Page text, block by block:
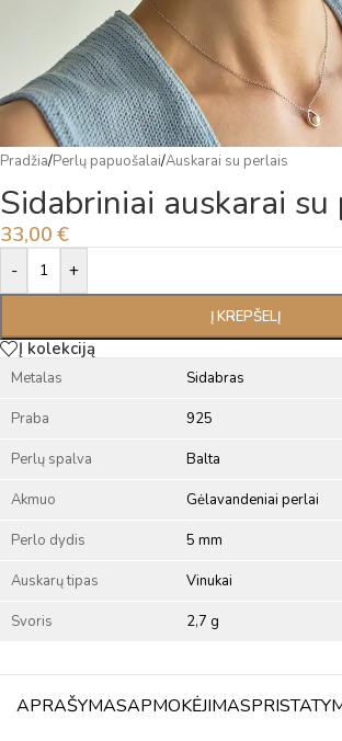
Pradžia/Perlų papuošalai/Auskarai su perlais
Sidabriniai auskarai su
33,00 €
- +
Į KREPŠELĮ
Alternative:
Į kolekciją
Metalas Sidabras
Praba 925
Perlų spalva Balta
Akmuo Gėlavandeniai perlai
Perlo dydis 5 mm
Auskarų tipas Vinukai
Svoris 2,7 g
APRAŠYMASAPMOKĖJIMAS